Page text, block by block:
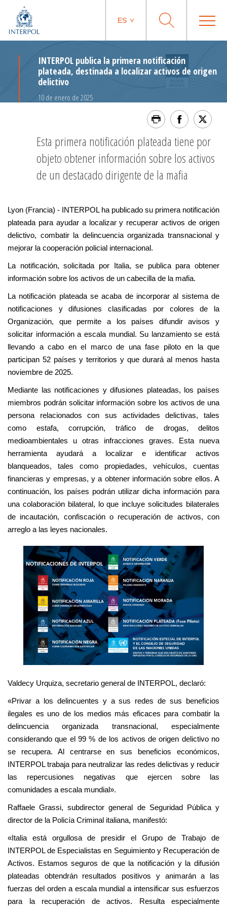
ES
INTERPOL publica la primera notificación
plateada, destinada a localizar activos de origen
delictivo
10 de enero de 2025
Esta primera notificación plateada tiene por
objeto obtener información sobre los activos
de un destacado dirigente de la mafia
Lyon (Francia) - INTERPOL ha publicado su primera notificación
plateada para ayudar a localizar y recuperar activos de origen
delictivo, combatir la delincuencia organizada transnacional y
mejorar la cooperación policial internacional.
La notificación, solicitada por Italia, se publica para obtener
información sobre los activos de un cabecilla de la mafia.
La notificación plateada se acaba de incorporar al sistema de
notificaciones y difusiones clasificadas por colores de la
Organización, que permite a los países difundir avisos y
solicitar información a escala mundial. Su lanzamiento se está
llevando a cabo en el marco de una fase piloto en la que
participan 52 países y territorios y que durará al menos hasta
noviembre de 2025.
Mediante las notificaciones y difusiones plateadas, los países
miembros podrán solicitar información sobre los activos de una
persona relacionados con sus actividades delictivas, tales
como estafa, corrupción, tráfico de drogas, delitos
medioambientales u otras infracciones graves. Esta nueva
herramienta ayudará a localizar e identificar activos
blanqueados, tales como propiedades, vehículos, cuentas
financieras y empresas, y a obtener información sobre ellos. A
continuación, los países podrán utilizar dicha información para
una colaboración bilateral, lo que incluye solicitudes bilaterales
de incautación, confiscación o recuperación de activos, con
arreglo a las leyes nacionales.
Valdecy Urquiza, secretario general de INTERPOL, declaró:
«Privar a los delincuentes y a sus redes de sus beneficios
ilegales es uno de los medios más eficaces para combatir la
delincuencia organizada transnacional, especialmente
considerando que el 99 % de los activos de origen delictivo no
se recupera. Al centrarse en sus beneficios económicos,
INTERPOL trabaja para neutralizar las redes delictivas y reducir
las repercusiones negativas que ejercen sobre las
comunidades a escala mundial».
Raffaele Grassi, subdirector general de Seguridad Pública y
director de la Policía Criminal italiana, manifestó:
«Italia está orgullosa de presidir el Grupo de Trabajo de
INTERPOL de Especialistas en Seguimiento y Recuperación de
Activos. Estamos seguros de que la notificación y la difusión
plateadas obtendrán resultados positivos y animarán a las
fuerzas del orden a escala mundial a intensificar sus esfuerzos
para la recuperación de activos. Resulta especialmente